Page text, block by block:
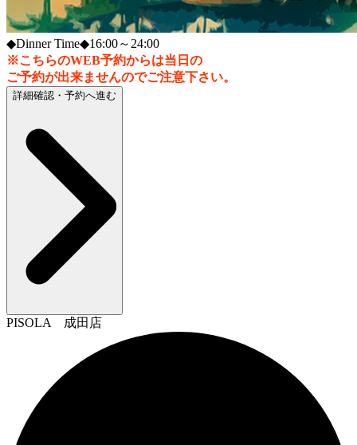
◆Dinner Time◆16:00～24:00
※こちらのWEB予約からは当日の
ご予約が出来ませんのでご注意下さい。
詳細確認・予約へ進む
PISOLA 成田店